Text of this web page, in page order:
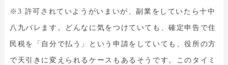
※3 許可されていようがいまいが、副業をしていたら十中
八九バレます。どんなに気をつけていても、確定申告で住
民税を「自分で払う」という申請をしていても、役所の方
で天引きに変えられるケースもあるそうです。このタイミ